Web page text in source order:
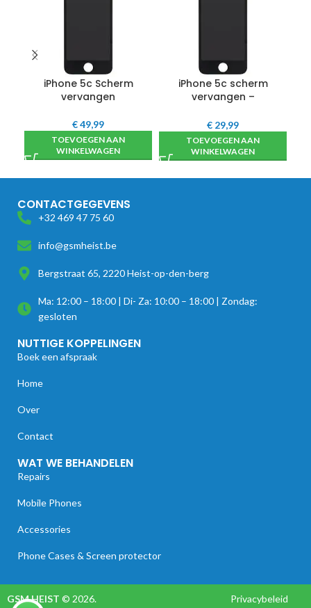
iPhone 5c Scherm
vervangen
€49,99
TOEVOEGEN AAN
WINKELWAGEN
iPhone 5c scherm
vervangen –
€ 29,99
TOEVOEGEN AAN
WINKELWAGEN
CONTACTGEGEVENS
+32 469 47 75 60
info@gsmheist.be
Bergstraat 65, 2220 Heist-op-den-berg
Ma: 12:00 – 18:00 | Di- Za: 10:00 – 18:00 | Zondag:
gesloten
NUTTIGE KOPPELINGEN
Boek een afspraak
Home
Over
Contact
WAT WE BEHANDELEN
Repairs
Mobile Phones
Accessories
Phone Cases & Screen protector
GSM HEIST © 2026. Privacybeleid